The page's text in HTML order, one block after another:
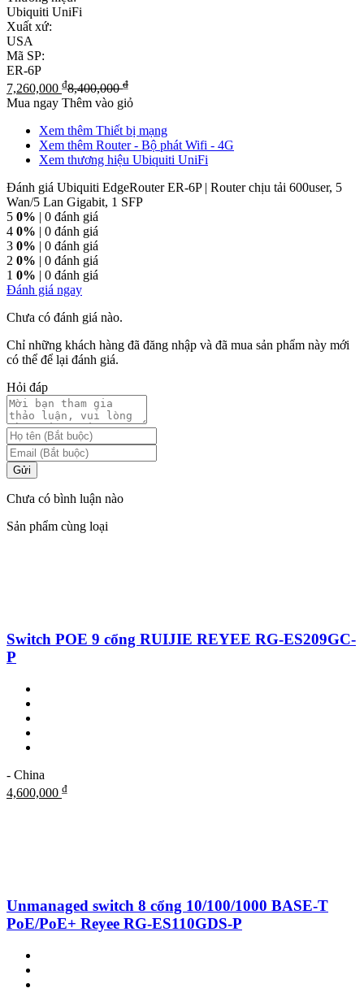
Ubiquiti UniFi
Xuất xứ:
USA
Mã SP:
ER-6P
7,260,000 ₫8,400,000₫
Mua ngay Thêm vào giỏ
Xem thêm Thiết bị mạng
Xem thêm Router - Bộ phát Wifi - 4G
Xem thương hiệu Ubiquiti UniFi
Đánh giá Ubiquiti EdgeRouter ER-6P | Router chịu tải 600user, 5
Wan/5 Lan Gigabit, 1 SFP
5 0% | 0 đánh giá
4 0% | 0 đánh giá
3 0% | 0 đánh giá
2 0% | 0 đánh giá
1 0% | 0 đánh giá
Đánh giá ngay
Chưa có đánh giá nào.
Chỉ những khách hàng đã đăng nhập và đã mua sản phẩm này mới
có thể để lại đánh giá.
Hỏi đáp
Gửi
Chưa có bình luận nào
Sản phẩm cùng loại
Switch POE 9 cổng RUIJIE REYEE RG-ES209GC-
P
- China
4,600,000 ₫
Unmanaged switch 8 cổng 10/100/1000 BASE-T
PoE/PoE+ Reyee RG-ES110GDS-P